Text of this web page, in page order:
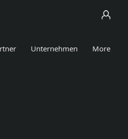
Unternehmen More